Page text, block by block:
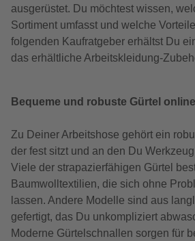
ausgerüstet. Du möchtest wissen,
Sortiment umfasst und welche
folgenden Kaufratgeber erhältst Du
das erhältliche Arbeitskleidung-
Bequeme und robuste Gürtel
Zu Deiner Arbeitshose gehört ein
der fest sitzt und an den Du
Viele der strapazierfähigen Gürtel
Baumwolltextilien, die sich ohne
lassen. Andere Modelle sind aus
gefertigt, das Du unkompliziert
Moderne Gürtelschnallen sorgen für